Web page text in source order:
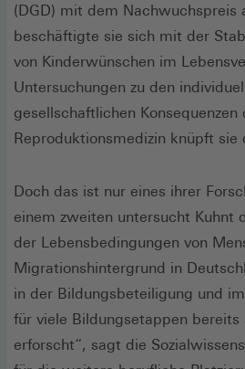
(DGD) mit dem Nachwuchspreis
beschäftigte sie sich mit der
von Kinderwünschen im
Untersuchungen zu den
gesellschaftlichen Konsequenzen
Reproduktionsmedizin knüpft sie
Doch das ist nur eines ihrer
einem zweiten untersucht Kuhnt
der Lebensbedingungen von
Migrationshintergrund in
in der Bildungsbeteiligung und
für viele Bildungsetappen bereits
erforscht“, sagt die